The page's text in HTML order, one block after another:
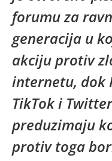
forumu za
generacija u
akciju protiv
internetu, dok
TikTok i
preduzimaju
protiv toga